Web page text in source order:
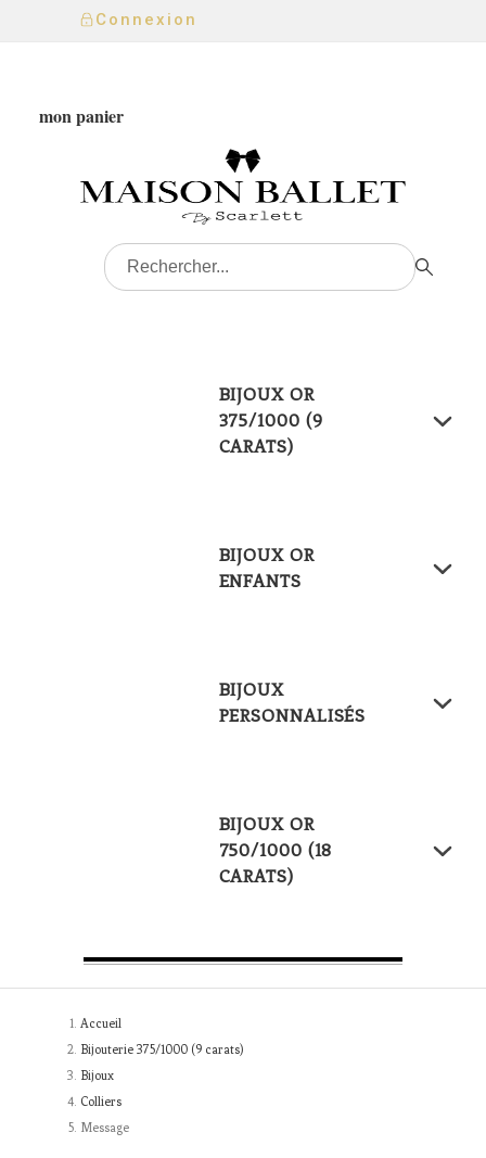
Connexion
mon panier
BIJOUX OR
375/1000 (9
CARATS)
BIJOUX OR
ENFANTS
BIJOUX
PERSONNALISÉS
BIJOUX OR
750/1000 (18
CARATS)
Accueil
Bijouterie 375/1000 (9 carats)
Bijoux
Colliers
Message